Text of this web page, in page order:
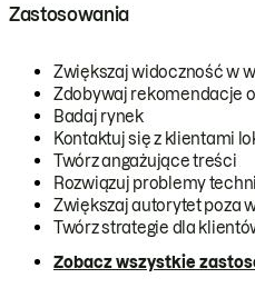
Zastosowania
Zwiększaj widoczność w
Zdobywaj rekomendacje
Badaj rynek
Kontaktuj się z klientami
Twórz angażujące treści
Rozwiązuj problemy
Zwiększaj autorytet poza
Twórz strategie dla
Zobacz wszystkie